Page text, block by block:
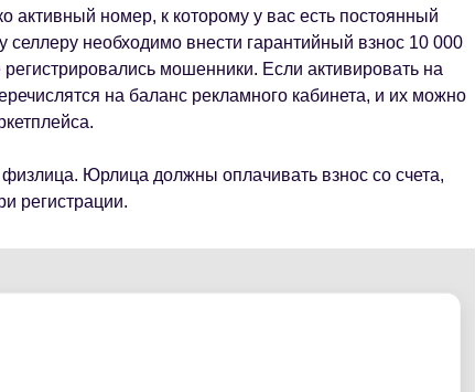
активный номер, к которому у вас есть постоянный
необходимо внести гарантийный взнос 10 000
мошенники. Если активировать на
на баланс рекламного кабинета, и их можно
Юрлица должны оплачивать взнос со счета,
регистрации.